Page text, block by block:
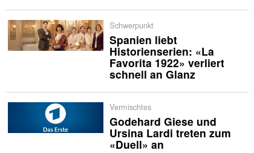
Schwerpunkt
Spanien liebt
Historienserien: «La
Favorita 1922» verliert
schnell an Glanz
Vermischtes
Godehard Giese und
Ursina Lardi treten zum
«Duell» an